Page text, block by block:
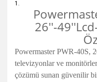
26''-
Powermaster PWR-40S,
televizyonlar ve
çözümü sunan güvenilir